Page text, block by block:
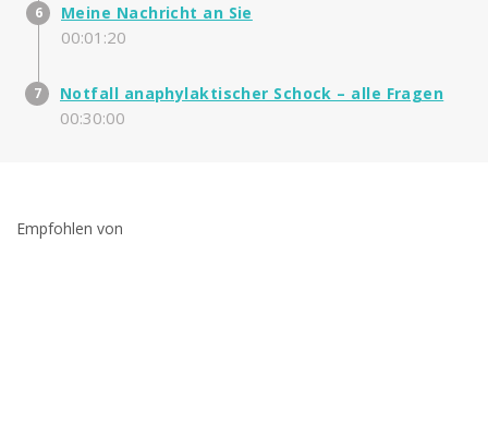
Meine Nachricht an Sie
00:01:20
Notfall anaphylaktischer Schock – alle Fragen
00:30:00
Empfohlen von